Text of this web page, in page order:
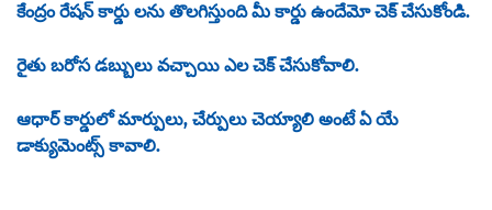
కేంద్రం రేషన్ కార్డు లను తొలగిస్తుంది మీ కార్డు ఉందేమో చెక్ చేసుకోండి.
రైతు బరోస డబ్బులు వచ్చాయి ఎల చెక్ చేసుకోవాలి.
ఆధార్ కార్డులో మార్పులు, చేర్పులు చెయ్యాలి అంటే ఏ యే
డాక్యుమెంట్స్ కావాలి.